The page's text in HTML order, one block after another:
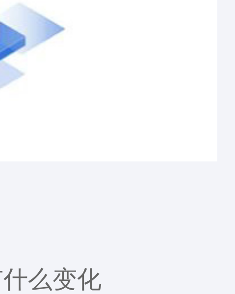
么变化